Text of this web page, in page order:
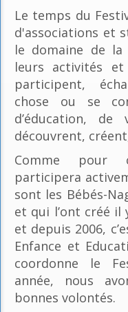
Le temps du
d'associations et
le domaine de
leurs activités
participent,
chose ou se
d’éducation,
découvrent,
Comme pour
participera
sont les Bébés-
et qui l’ont créé il
et depuis 2006,
Enfance et
coordonne le
année, nous
bonnes volontés.